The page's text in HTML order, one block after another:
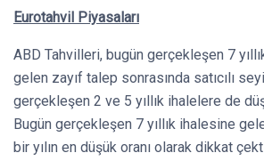
Eurotahvil Piyasaları
ABD Tahvilleri, bugün gerçekleşen 7
gelen zayıf talep sonrasında satıcılı
gerçekleşen 2 ve 5 yıllık ihalelere de
Bugün gerçekleşen 7 yıllık ihalesine
bir yılın en düşük oranı olarak dikkat